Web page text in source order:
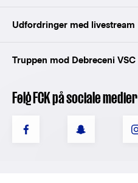
Udfordringer med livestream
Truppen mod Debreceni VSC
Følg FCK på sociale medier